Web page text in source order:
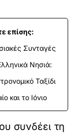
επίσης:
Συνταγές
Νησιά:
Ταξίδι
και το Ιόνιο
συνδέει τη